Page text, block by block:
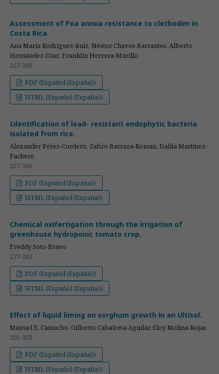
Assessment of Poa annua resistance to clethodim in
Costa Rica.
Ana María Rodríguez-Ruiz, Néstor Chaves-Barrantes, Alberto
Hernández-Díaz, Franklin Herrera-Murillo
257-266
PDF (Español (España))
HTML (Español (España))
Identification of lead- resistant endophytic bacteria
isolated from rice.
Alexander Pérez-Cordero, Zafiro Barraza-Roman, Dalila Martínez-
Pacheco
257-266
PDF (Español (España))
HTML (Español (España))
Chemical oxifertigation through the irrigation of
greenhouse hydroponic tomato crop.
Freddy Soto-Bravo
277-289
PDF (Español (España))
HTML (Español (España))
Effect of liquid liming on sorghum growth in an Ultisol.
Manuel E. Camacho, Gilberto Cabalceta-Aguilar, Eloy Molina-Rojas
291-303
PDF (Español (España))
HTML (Español (España))